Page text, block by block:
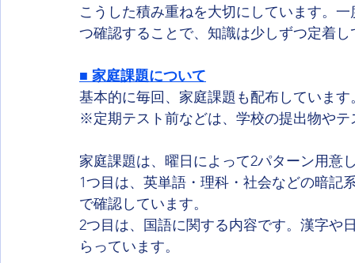
こうした積み重ねを大切にしています。
つ確認することで、知識は少しずつ定着
■ 家庭課題について
基本的に毎回、家庭課題も配布しています
※定期テスト前などは、学校の提出物や
家庭課題は、曜日によって2パターン用意
1つ目は、英単語・理科・社会などの暗記
で確認しています。
2つ目は、国語に関する内容です。漢字や
らっています。